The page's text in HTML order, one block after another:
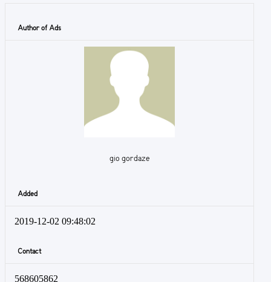
Author of Ads
gio gordaze
Added
2019-12-02 09:48:02
Contact
568605862